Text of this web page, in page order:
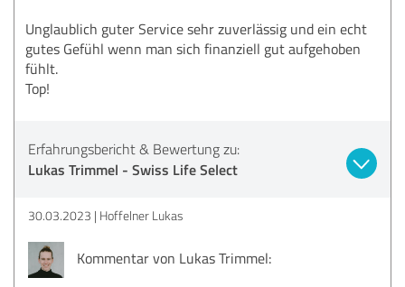
Unglaublich guter Service sehr zuverlässig und ein echt
gutes Gefühl wenn man sich finanziell gut aufgehoben
fühlt.
Top!
Erfahrungsbericht & Bewertung zu:
Lukas Trimmel - Swiss Life Select
30.03.2023 Hoffelner Lukas
Kommentar von Lukas Trimmel: